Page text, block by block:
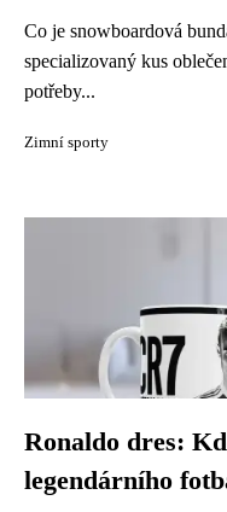
Co je snowboardová
specializovaný kus
potřeby...
Zimní sporty
Ronaldo dres:
legendárního